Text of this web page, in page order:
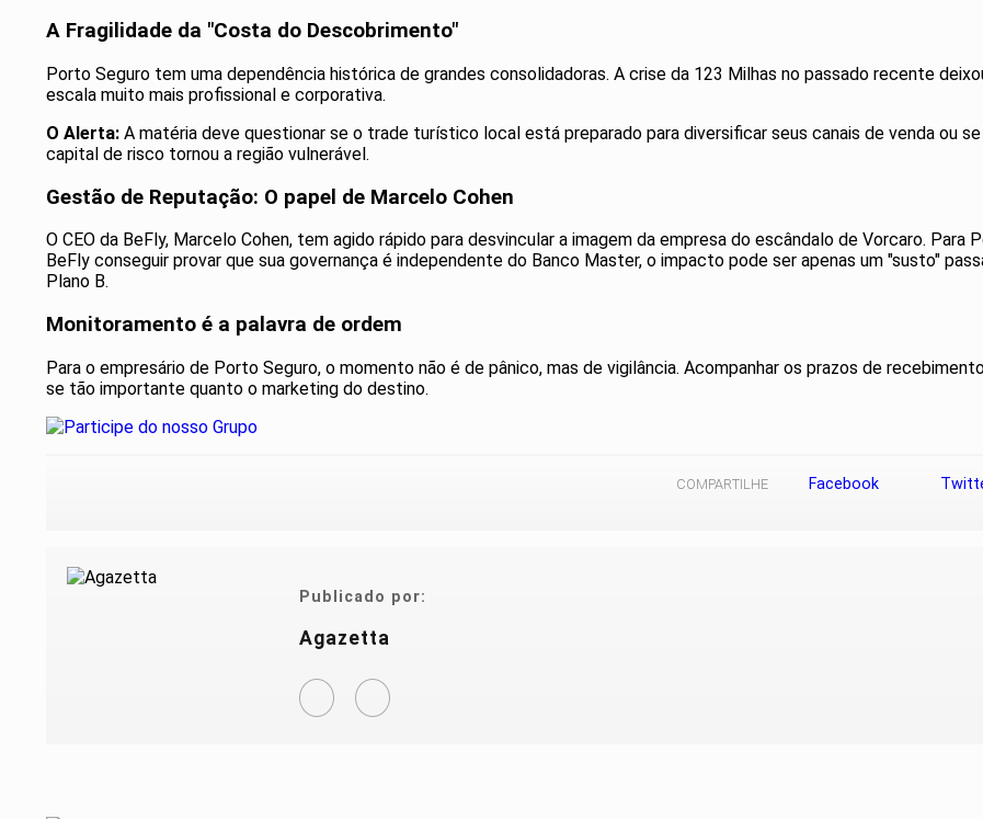
A Fragilidade da "Costa do Descobrimento"
Porto Seguro tem uma dependência histórica de grandes consolidadoras. A crise da 123 Milhas no passado recente
escala muito mais profissional e corporativa.
O Alerta: A matéria deve questionar se o trade turístico local está preparado para diversificar seus canais de venda ou
capital de risco tornou a região vulnerável.
Gestão de Reputação: O papel de Marcelo Cohen
O CEO da BeFly, Marcelo Cohen, tem agido rápido para desvincular a imagem da empresa do escândalo de Vorcaro.
BeFly conseguir provar que sua governança é independente do Banco Master, o impacto pode ser apenas um "susto"
Plano B.
Monitoramento é a palavra de ordem
Para o empresário de Porto Seguro, o momento não é de pânico, mas de vigilância. Acompanhar os prazos de
se tão importante quanto o marketing do destino.
COMPARTILHE Facebook
Publicado por:
Agazetta